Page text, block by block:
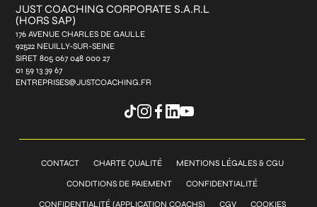
JUST COACHING CORPORATE S.A.R.L
(HORS SAP)
176 AVENUE CHARLES DE GAULLE
92522 NEUILLY-SUR-SEINE
SIRET 805 067 048 000 27
01 59 13 39 67
ENTREPRISES@JUSTCOACHING.FR
CONTACT CHARTE QUALITÉ MENTIONS LÉGALES & CGU
CONDITIONS DE PAIEMENT CONFIDENTIALITÉ
CONFIDENTIALITÉ (APPLICATION COACHS) CGV COOKIES